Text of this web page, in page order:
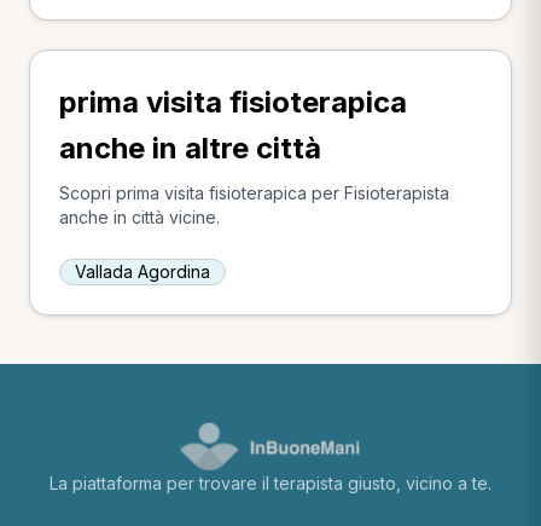
prima visita fisioterapica
anche in altre città
Scopri prima visita fisioterapica per Fisioterapista
anche in città vicine.
Vallada Agordina
La piattaforma per trovare il terapista giusto, vicino a te.